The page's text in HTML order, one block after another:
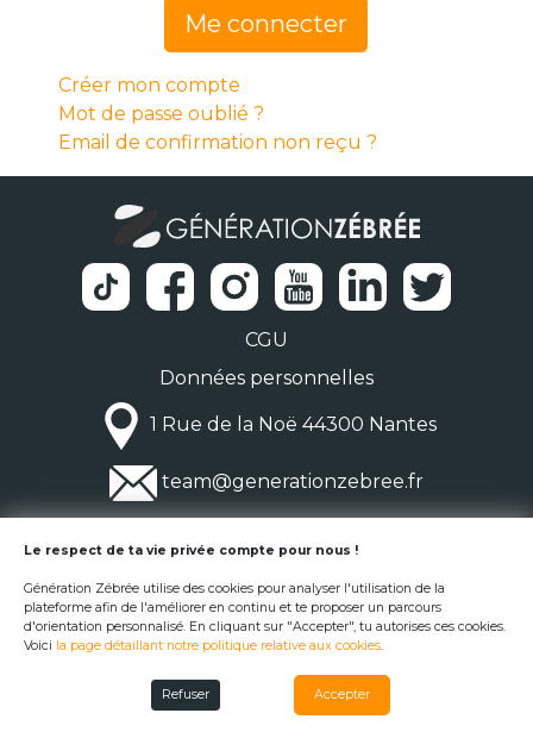
Me connecter
Créer mon compte
Mot de passe oublié ?
Email de confirmation non reçu ?
CGU
Données personnelles
1 Rue de la Noë 44300 Nantes
team@generationzebree.fr
© Génération Zébrée 2026
Le respect de ta vie privée compte pour nous !
Génération Zébrée utilise des cookies pour analyser l'utilisation de la
plateforme afin de l'améliorer en continu et te proposer un parcours
d'orientation personnalisé. En cliquant sur "Accepter", tu autorises ces cookies.
Voici la page détaillant notre politique relative aux cookies.
Refuser Accepter